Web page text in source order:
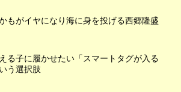
もがイヤになり海に身を投げる西郷隆盛
る子に履かせたい「スマートタグが入る
う選択肢